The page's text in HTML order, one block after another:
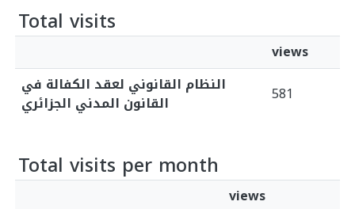
Total visits
views
النظام القانوني لعقد الكفالة في
القانون المدني الجزائري 581
Total visits per month
views